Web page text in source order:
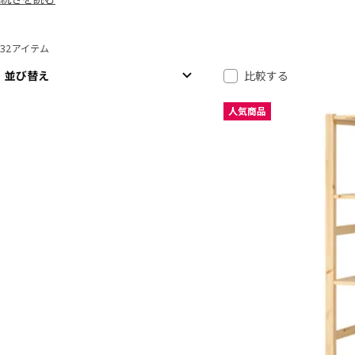
並べ替えとフィルター
32アイテム
並び替え 結果リスト
比較する
人気商品